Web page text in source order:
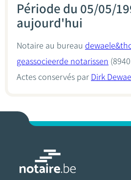
Période du 05/05/
aujourd'hui
Notaire au bureau
geassocieerde notarissen
Actes conservés par Dirk